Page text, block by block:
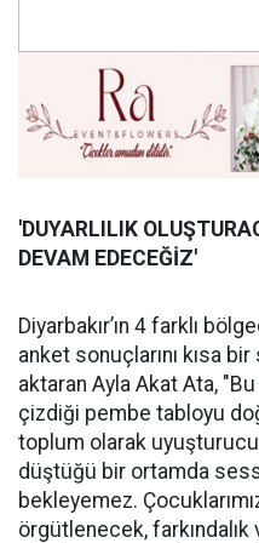
'DUYARLILIK OLUŞ
DEVAM EDECEĞİZ'
Diyarbakır’ın 4 farklı
anket sonuçlarını kısa
aktaran Ayla Akat Ata,
çizdiği pembe tabloyu
toplum olarak uyuşturucu
düştüğü bir ortamda
bekleyemez.
örgütlenecek, farkındalık